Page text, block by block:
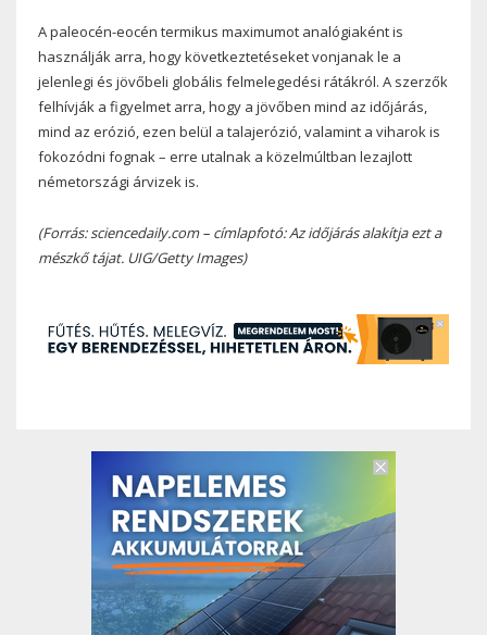
A paleocén-eocén termikus maximumot analógiaként is
használják arra, hogy következtetéseket vonjanak le a
jelenlegi és jövőbeli globális felmelegedési rátákról. A szerzők
felhívják a figyelmet arra, hogy a jövőben mind az időjárás,
mind az erózió, ezen belül a talajerózió, valamint a viharok is
fokozódni fognak – erre utalnak a közelmúltban lezajlott
németországi árvizek is.
(Forrás: sciencedaily.com – címlapfotó: Az időjárás alakítja ezt a
mészkő tájat. UIG/Getty Images)